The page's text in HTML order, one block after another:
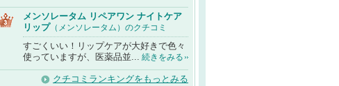
メンソレータム リペアワン ナイトケア
リップ（メンソレータム）のクチコミ
すごくいい！リップケアが大好きで色々
使っていますが、医薬品並... 続きをみる
クチコミランキングをもっとみる